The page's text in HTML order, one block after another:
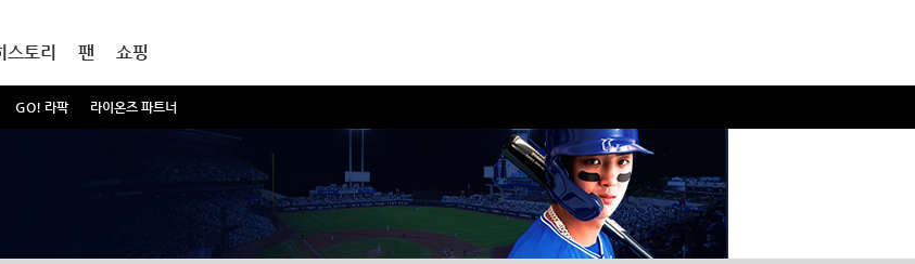
GO! 라팍 라이온즈 파트너
스토리 팬 쇼핑